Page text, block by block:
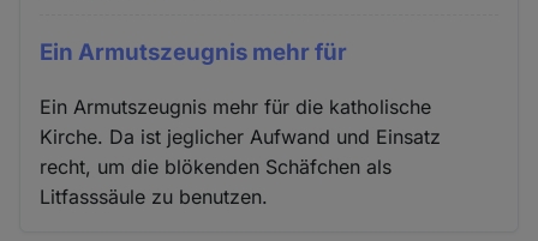
Ein Armutszeugnis mehr für
Ein Armutszeugnis mehr für die katholische
Kirche. Da ist jeglicher Aufwand und Einsatz
recht, um die blökenden Schäfchen als
Litfasssäule zu benutzen.